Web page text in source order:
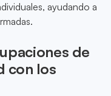
ayudando a
de
con los